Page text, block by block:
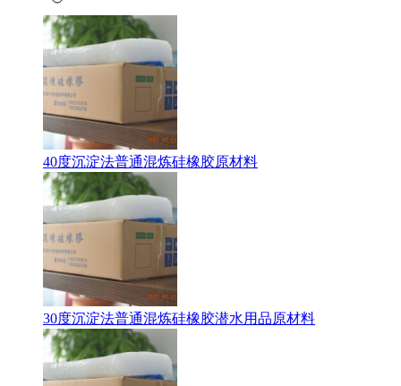
40度沉淀法普通混炼硅橡胶原材料
30度沉淀法普通混炼硅橡胶潜水用品原材料